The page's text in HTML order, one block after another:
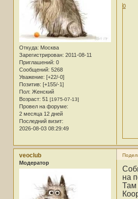
Откуда: Москва
Зарегистрирован: 2011-08-11
Приглашений: 0
Сообщений: 5268
Уважение: [+22/-0]
Позитив: [+155/-1]
Пол: Женский
Возраст: 51 [1975-07-13]
Провел на форуме:
2 месяца 12 дней
Последний визит:
2026-08-03 08:29:49
0
veoclub
Модератор
на
Там